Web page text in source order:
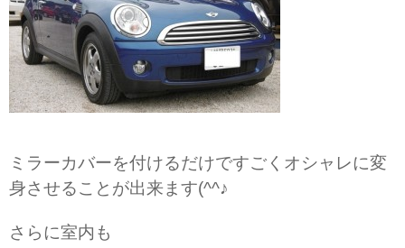
ミラーカバーを付けるだけですごくオシャレに変
身させることが出来ます(^^♪
さらに室内も